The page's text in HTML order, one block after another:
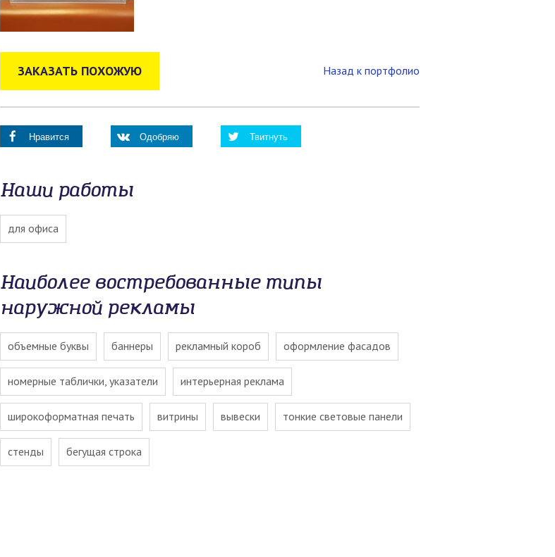
ЗАКАЗАТЬ ПОХОЖУЮ Назад к портфолио
Нравится Одобряю Твитнуть
Наши работы
для офиса
Наиболее востребованные типы
наружной рекламы
объемные буквы баннеры рекламный короб оформление фасадов
номерные таблички, указатели интерьерная реклама
широкоформатная печать витрины вывески тонкие световые панели
стенды бегущая строка